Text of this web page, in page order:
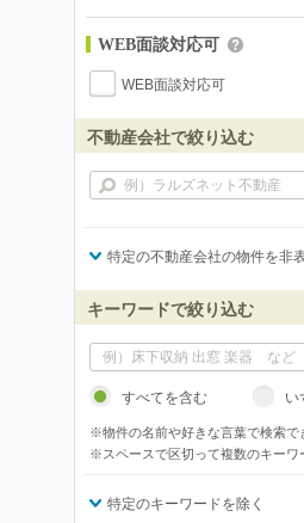
WEB面談対応可
WEB面談対応可
不動産会社で絞り込む
特定の不動産会社の物件を非
キーワードで絞り込む
すべてを含む い
※物件の名前や好きな言葉で検索で
※スペースで区切って複数のキーワ
特定のキーワードを除く